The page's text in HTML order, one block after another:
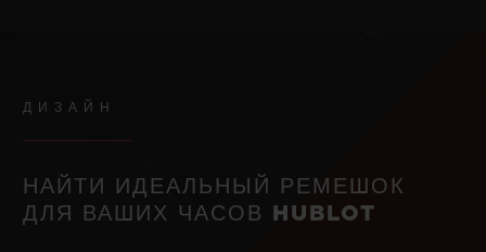
ДИЗАЙН
НАЙТИ ИДЕАЛЬНЫЙ РЕМЕШОК
ДЛЯ ВАШИХ ЧАСОВ HUBLOT